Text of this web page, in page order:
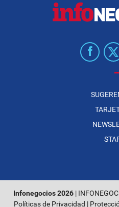
Infonegocios 2026 |
Políticas de Privacidad |